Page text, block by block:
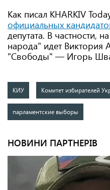
Как писал KHARKIV
официальных
депутата. В частности,
народа" идет Виктория
"Свободы" — Игорь
КИУ Комитет избирателей
парламентские выборы